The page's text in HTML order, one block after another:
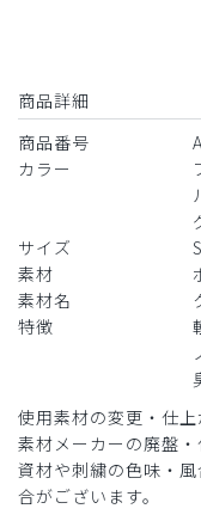
ストレッチ感
涼しく肌触りの良い
A49メンズ:
ィープネイビー/L
ご購入者様
購入確認済み
商品詳細
商品番号
カラー
サイズ
素材
素材名
特徴
使用素材の変更・仕
素材メーカーの廃盤・
資材や刺繍の色味・
合がございます。